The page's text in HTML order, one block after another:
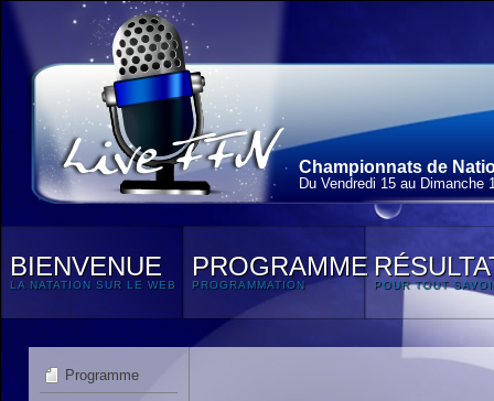
Championnats de
Du Vendredi 15 au Dimanche
BIENVENUE
LA NATATION SUR LE WEB
PROGRAMME
PROGRAMMATION POUR TOUT
Programme